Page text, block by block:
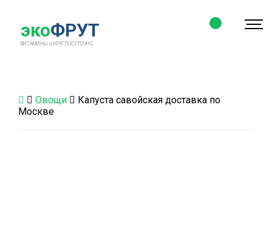
экоФРУТ
ВИТАМИНЫ КРУГЛОСУТОЧНО
Овощи
Капуста савойская доставка по
Москве